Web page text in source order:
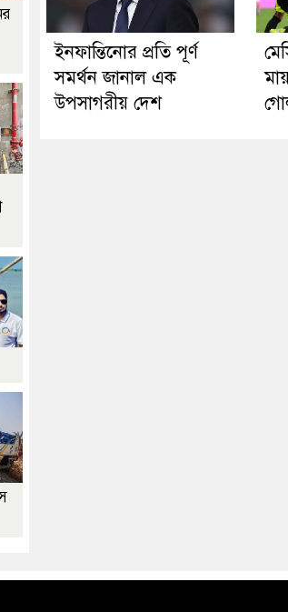
ইনফান্তিনোর প্রতি পূর্ণ
সমর্থন জানাল এক
উপসাগরীয় দেশ